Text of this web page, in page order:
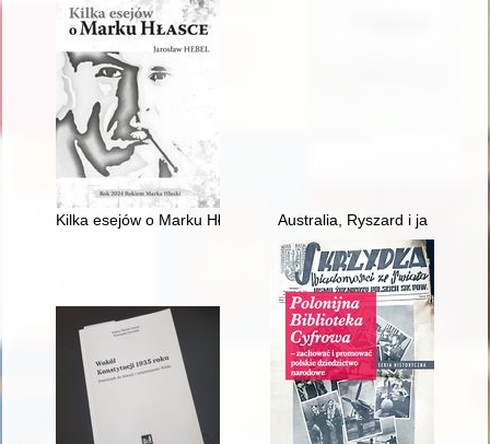
Kilka esejów o Marku Hłasce Australia, Ryszard i ja